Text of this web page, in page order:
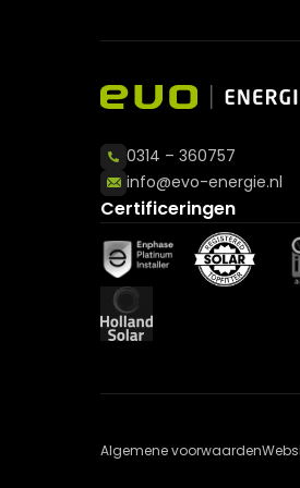
0314 – 360757
info@evo-energie.nl
Certificeringen
Algemene voorwaarden